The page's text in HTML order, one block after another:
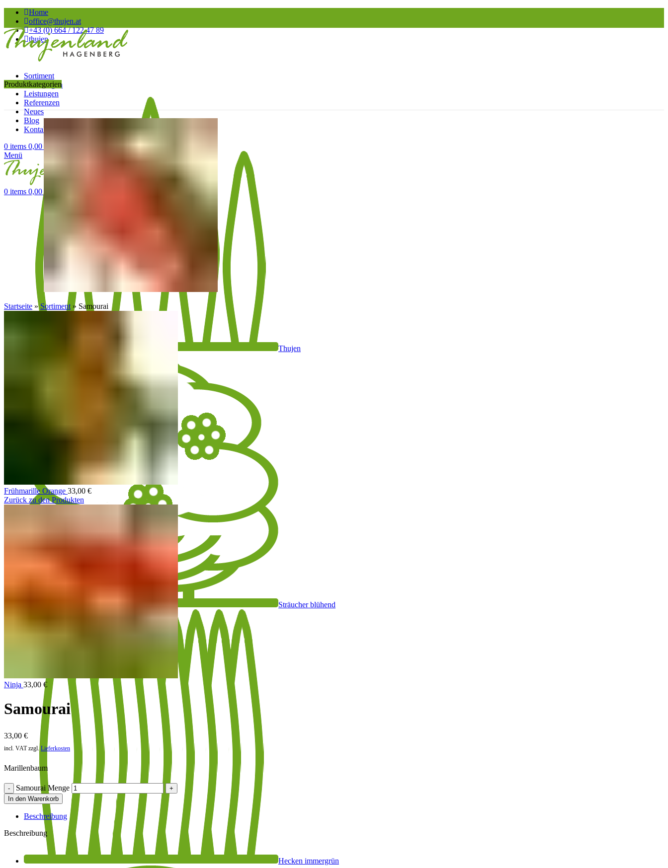
Home
office@thujen.at
+43 (0) 664 / 122 47 89
thujen
Sortiment
Anleitungen
Leistungen
Referenzen
Neues
Blog
Kontakt
0 items 0,00
Menü
0 items 0,00
Produktkategorien
Thujen
Sträucher blühend
Hecken immergrün
Startseite » Sortiment » Samourai
Frühmarille Orange 33,00 €
Zurück zu den Produkten
Ninja 33,00 €
Samourai
33,00 €
incl. VAT zzgl.Lieferkosten
Marillenbaum
Samourai Menge
In den Warenkorb
Beschreibung
Beschreibung